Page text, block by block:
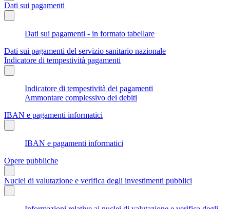
Dati sui pagamenti
Dati sui pagamenti - in formato tabellare
Dati sui pagamenti del servizio sanitario nazionale
Indicatore di tempestività pagamenti
Indicatore di tempestività dei pagamenti
Ammontare complessivo dei debiti
IBAN e pagamenti informatici
IBAN e pagamenti informatici
Opere pubbliche
Nuclei di valutazione e verifica degli investimenti pubblici